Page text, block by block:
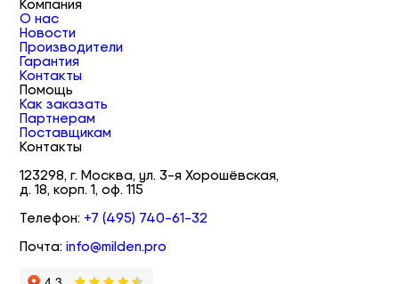
Компания
О нас
Новости
Производители
Гарантия
Контакты
Помощь
Как заказать
Партнерам
Поставщикам
Контакты
123298, г. Москва, ул. 3-я Хорошёвская,
д. 18, корп. 1, оф. 115
Телефон: +7 (495) 740-61-32
Почта:info@milden.pro